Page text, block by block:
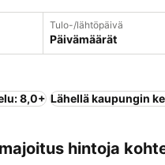
Tulo-/lähtöpäivä
Päivämäärät
8,0+ Lähellä kaupungin
hintoja